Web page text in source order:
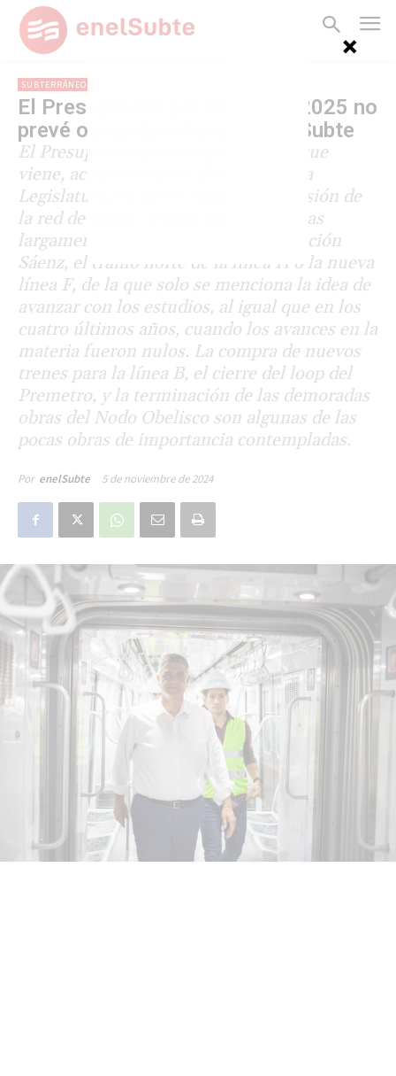
SUBTERRÁNEOS
El Presupuesto porteño para 2025 no
prevé obras de extensión del Subte
El Presupuesto porteño para el año que
viene, actualmente en discusión en la
Legislatura, no prevé obras de expansión de
la red de Subte. Afuera quedaron obras
largamente postergadas como la estación
Sáenz, el tramo norte de la línea H o la nueva
línea F, de la que solo se menciona la idea de
avanzar con los estudios, al igual que en los
cuatro últimos años, cuando los avances en la
materia fueron nulos. La compra de nuevos
trenes para la línea B, el cierre del loop del
Premetro, y la terminación de las demoradas
obras del Nodo Obelisco son algunas de las
pocas obras de importancia contempladas.
Por enelSubte 5 de noviembre de 2024